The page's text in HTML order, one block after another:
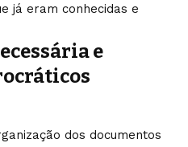
já eram conhecidas e
e
dos documentos